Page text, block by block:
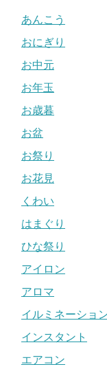
あんこう
おにぎり
お中元
お年玉
お歳暮
お盆
お祭り
お花見
くわい
はまぐり
ひな祭り
アイロン
アロマ
イルミネーショ
インスタント
エアコン